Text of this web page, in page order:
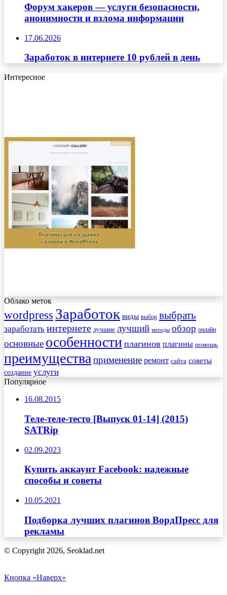
Форум хакеров — услуги безопасности,
анонимности и взлома информации
17.06.2026
Заработок в интернете 10 рублей в день
Интересное
Облако меток
wordpress Заработок виды выбор выбрать
заработать интернете лучшие лучший методы обзор онлайн
основные особенности плагинов плагины помощь
преимущества применение ремонт сайта советы
создание услуги
Популярное
16.08.2015
Теле-теле-тесто [Выпуск 01-14] (2015)
SATRip
02.09.2023
Купить аккаунт Facebook: надежные
способы и советы
10.05.2021
Подборка лучших плагинов ВордПресс для
рекламы
© Copyright 2026, Seoklad.net
Кнопка «Наверх»